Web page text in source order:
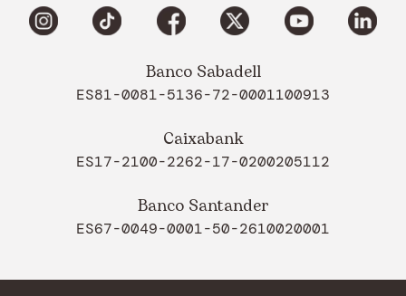
Banco Sabadell
ES81-0081-5136-72-0001100913
Caixabank
ES17-2100-2262-17-0200205112
Banco Santander
ES67-0049-0001-50-2610020001